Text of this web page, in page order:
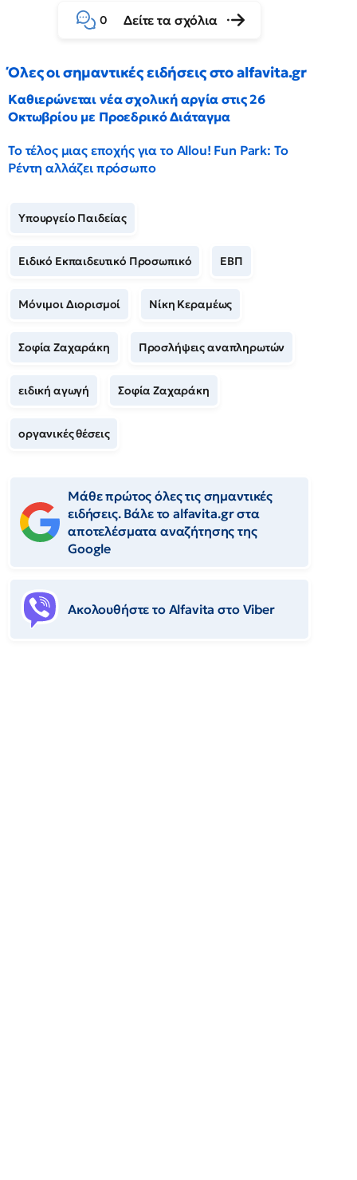
0 Δείτε τα σχόλια
Όλες οι σημαντικές ειδήσεις στο alfavita.gr
Καθιερώνεται νέα σχολική αργία στις 26
Οκτωβρίου με Προεδρικό Διάταγμα
Το τέλος μιας εποχής για το Allou! Fun Park: Το
Ρέντη αλλάζει πρόσωπο
Υπουργείο Παιδείας
Ειδικό Εκπαιδευτικό Προσωπικό ΕΒΠ
Μόνιμοι Διορισμοί Νίκη Κεραμέως
Σοφία Ζαχαράκη Προσλήψεις αναπληρωτών
ειδική αγωγή Σοφία Ζαχαράκη
οργανικές θέσεις
Μάθε πρώτος όλες τις σημαντικές
ειδήσεις. Βάλε το alfavita.gr στα
αποτελέσματα αναζήτησης της
Google
Ακολουθήστε το Αlfavita στο Viber